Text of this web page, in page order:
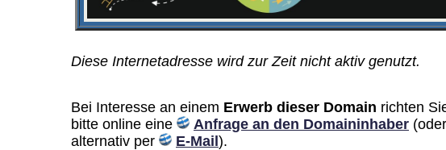
Diese Internetadresse wird zur Zeit nicht aktiv genutzt.
Bei Interesse an einem Erwerb dieser Domain richten
bitte online eine
Anfrage an den Domain­inhaber (oder
alternativ per
E-Mail ).